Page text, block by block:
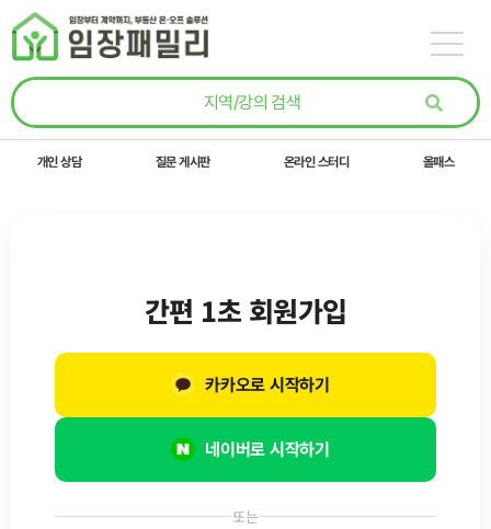
콘텐츠로
건너뛰기
개인 상담 질문 게시판 온라인 스터디 올패스
또는
간편 1초 회원가입
네이버로 시작하기
카카오로 시작하기